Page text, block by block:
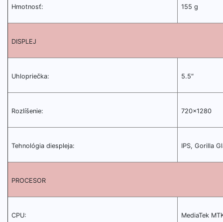
Hmotnosť: 155 g
DISPLEJ
Uhlopriečka: 5.5″
Rozlíšenie: 720×1280
Tehnológia diespleja: IPS, Gorilla
PROCESOR
CPU: MediaTek